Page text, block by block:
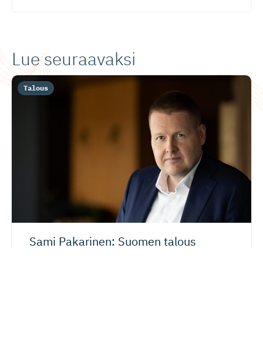
Lue seuraavaksi
Sami Pakarinen: Suomen talous
Talous